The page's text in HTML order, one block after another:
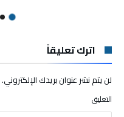
اترك تعليقاً
لن يتم نشر عنوان بريدك الإلكتروني.
التعليق